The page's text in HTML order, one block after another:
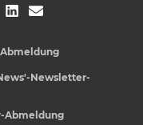
Newsletter-
Abmeldung